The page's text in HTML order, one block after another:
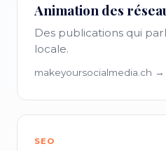
Animation des
Des publications qui
locale.
makeyoursocialmedia.ch →
SEO